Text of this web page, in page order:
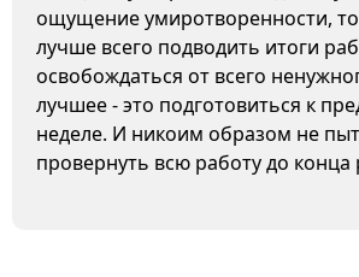
ощущение умиротворенности,
лучше всего подводить итоги
освобождаться от всего
лучшее - это подготовиться к
неделе. И никоим образом не
провернуть всю работу до конца